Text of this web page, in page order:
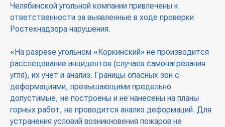
Челябинской угольной компании привлечены к
ответственности за выявленные в ходе проверки
Ростехнадзора нарушения.
«На разрезе угольном «Коркинский» не производится
расследование инцидентов (случаев самонагревания
угля), их учет и анализ. Границы опасных зон с
деформациями, превышающими предельно
допустимые, не построены и не нанесены на планы
горных работ, не проводится анализ деформаций. Для
устранения условий возникновения пожаров не